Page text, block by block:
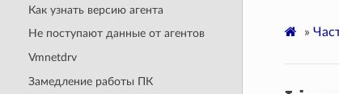
Как узнать версию агента
Не поступают данные от агентов
Vmnetdrv
Замедление работы ПК
»